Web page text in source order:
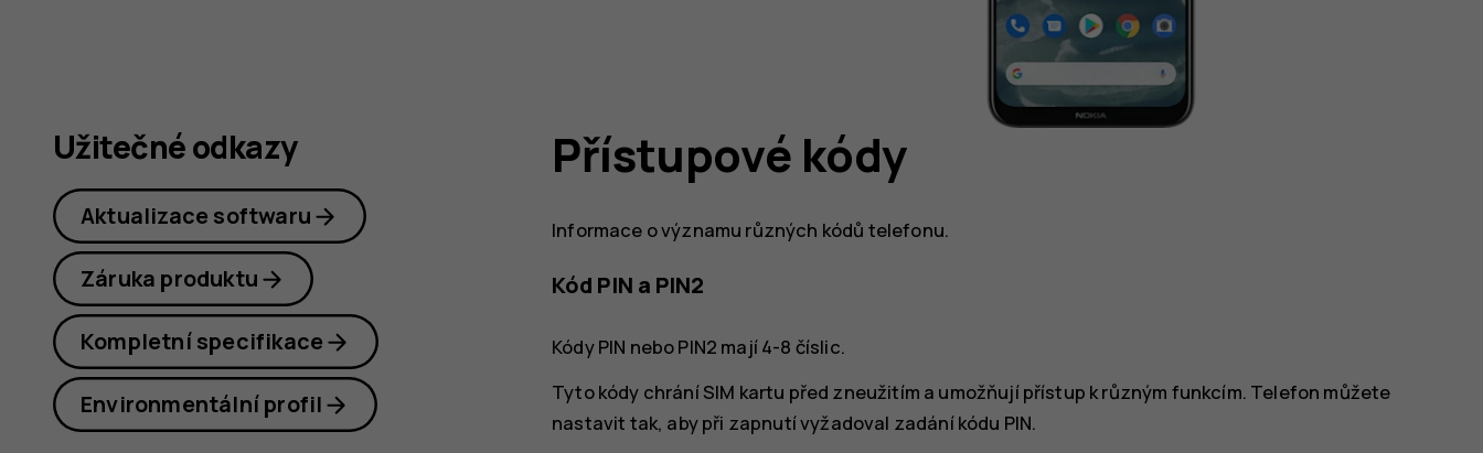
Přístupové kódy
Informace o významu různých kódů telefonu.
Kód PIN a PIN2
Kódy PIN nebo PIN2 mají 4-8 číslic.
Tyto kódy chrání SIM kartu před zneužitím a umožňují přístup k různým funkcím. Telefon můžete
nastavit tak, aby při zapnutí vyžadoval zadání kódu PIN.
Užitečné odkazy
Aktualizace softwaru
Záruka produktu
Kompletní specifikace
Environmentální profil